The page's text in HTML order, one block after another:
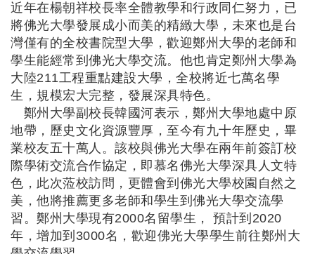
近年在楊朝祥校長率全體教學和行政同仁努力，已
將佛光大學發展成小而美的精緻大學，未來也是台
灣僅有的全校書院型大學，歡迎鄭州大學的老師和
學生能經常到佛光大學交流。他也肯定鄭州大學為
大陸211工程重點建設大學，全校將近七萬名學
生，規模宏大完整，發展深具特色。
鄭州大學副校長韓國河表示，鄭州大學地處中原
地帶，歷史文化資源豐厚，至今有九十年歷史，畢
業校友五十萬人。該校與佛光大學在兩年前簽訂校
際學術交流合作協定，即慕名佛光大學深具人文特
色，此次蒞校訪問，更體會到佛光大學校園自然之
美，他將推薦更多老師和學生到佛光大學交流學
習。鄭州大學現有2000名留學生， 預計到 2020
年，增加到 3000名，歡迎佛光大學學生前往鄭州大